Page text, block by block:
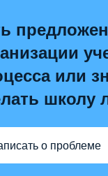
или
школу
о проблеме